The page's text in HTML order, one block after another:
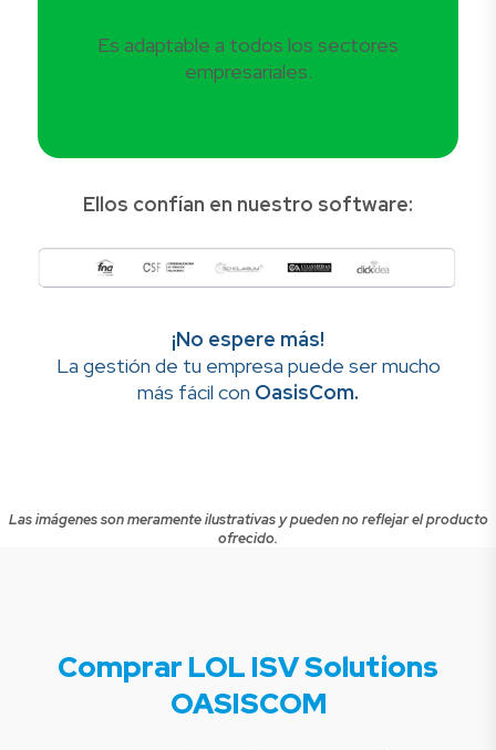
Es adaptable a todos los sectores
empresariales.
Ellos confían en nuestro software:
¡No espere más!
La gestión de tu empresa puede ser mucho
más fácil con OasisCom.
Las imágenes son meramente ilustrativas y pueden no reflejar el producto
ofrecido.
Comprar LOL ISV Solutions
OASISCOM